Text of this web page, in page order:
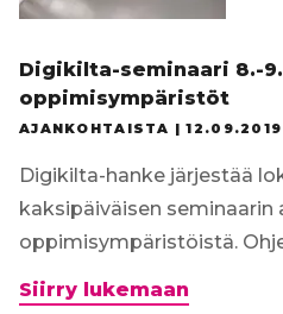
Digikilta-seminaari 8.-
oppimisympäristöt
AJANKOHTAISTA |12.09.2019
Digikilta-hanke järjestää
kaksipäiväisen seminaarin
oppimisympäristöistä.
Siirry lukemaan